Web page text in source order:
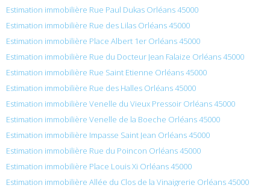
Estimation immobilière Rue Paul Dukas Orléans 45000
Estimation immobilière Rue des Lilas Orléans 45000
Estimation immobilière Place Albert 1er Orléans 45000
Estimation immobilière Rue du Docteur Jean Falaize Orléans 45000
Estimation immobilière Rue Saint Etienne Orléans 45000
Estimation immobilière Rue des Halles Orléans 45000
Estimation immobilière Venelle du Vieux Pressoir Orléans 45000
Estimation immobilière Venelle de la Boeche Orléans 45000
Estimation immobilière Impasse Saint Jean Orléans 45000
Estimation immobilière Rue du Poincon Orléans 45000
Estimation immobilière Place Louis Xi Orléans 45000
Estimation immobilière Allée du Clos de la Vinaigrerie Orléans 45000